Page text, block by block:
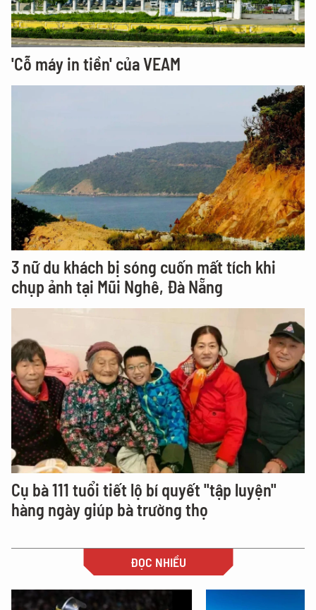
'Cỗ máy in tiền' của VEAM
3 nữ du khách bị sóng cuốn mất tích khi
chụp ảnh tại Mũi Nghê, Đà Nẵng
Cụ bà 111 tuổi tiết lộ bí quyết "tập luyện"
hàng ngày giúp bà trường thọ
ĐỌC NHIỀU